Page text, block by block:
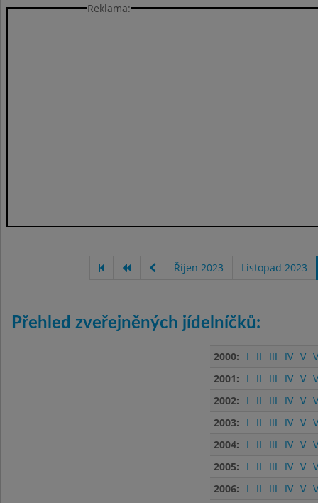
Reklama:
Říjen 2023 Listopad 2023
Přehled zveřejněných jídelníčků:
2000: I II III IV V
2001:
I II III IV V
2002:
I II III IV V
2003:
I II III IV V
2004:
I II III IV V
2005:
I II III IV V
2006:
I II III IV V